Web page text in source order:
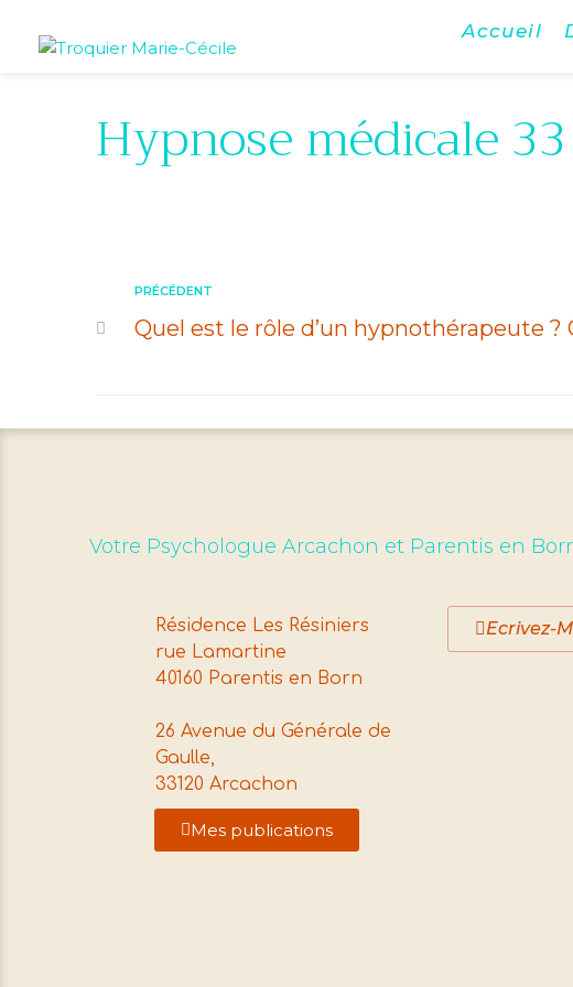
Accueil
Hypnose médicale 33
PRÉCÉDENT
Quel est le rôle d’un hypnothérapeute ?
Votre Psychologue Arcachon et Parentis en
Résidence Les Résiniers
rue Lamartine
40160 Parentis en Born
26 Avenue du Générale de
Gaulle,
33120 Arcachon
Ecrivez-
Mes publications